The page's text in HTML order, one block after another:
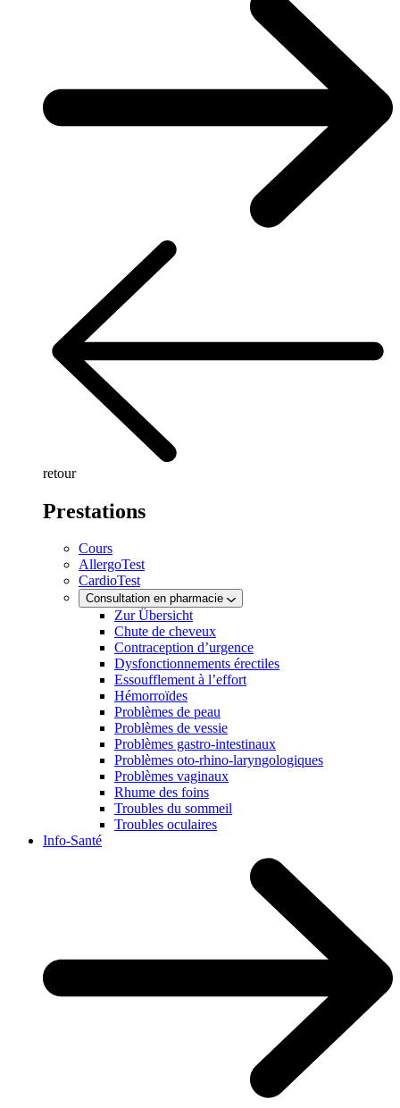
retour
Prestations
Cours
AllergoTest
CardioTest
Consultation en pharmacie
Zur Übersicht
Chute de cheveux
Contraception d’urgence
Dysfonctionnements érectiles
Essoufflement à l’effort
Hémorroïdes
Problèmes de peau
Problèmes de vessie
Problèmes gastro-intestinaux
Problèmes oto-rhino-laryngologiques
Problèmes vaginaux
Rhume des foins
Troubles du sommeil
Troubles oculaires
Info-Santé